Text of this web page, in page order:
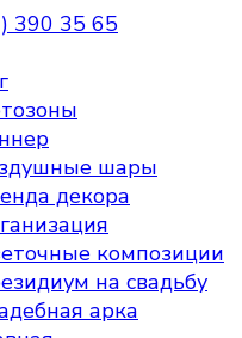
390 35 65
шары
декора
композиции
на свадьбу
арка